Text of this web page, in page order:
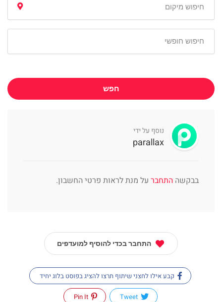
חפש
נוסף על ידי
parallax
בבקשה התחבר על מנת לראות פרטי החשבון.
התחבר בכדי להוסיף למועדפים
קבע אילו לחצני שיתוף תרצו להציג בפוסט בלוג יחיד
Tweet
Pin It